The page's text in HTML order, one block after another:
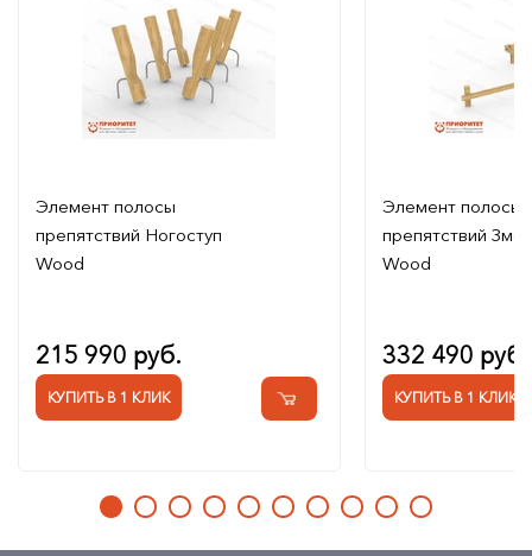
Элемент полосы
препятствий Ногоступ
Wood
215 990 руб.
КУПИТЬ В 1 КЛИК
Элемент полосы
препятствий
Wood
332 490 руб.
КУПИТЬ В 1 КЛИК